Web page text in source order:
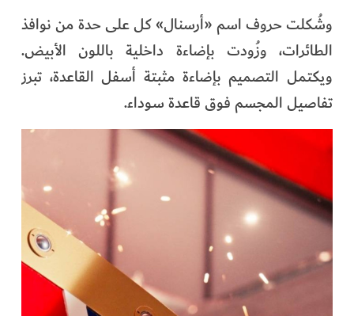
وشُكلت حروف اسم «أرسنال» كل على حدة من نوافذ
الطائرات، وزُودت بإضاءة داخلية باللون الأبيض.
ويكتمل التصميم بإضاءة مثبتة أسفل القاعدة، تبرز
تفاصيل المجسم فوق قاعدة سوداء.